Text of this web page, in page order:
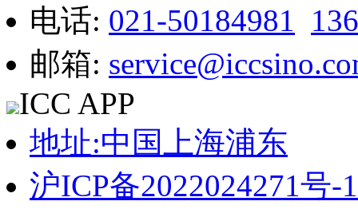
电话: 021-50184981
邮箱:
ICC APP
地址:中国上海浦东
沪ICP备2022024271号-1